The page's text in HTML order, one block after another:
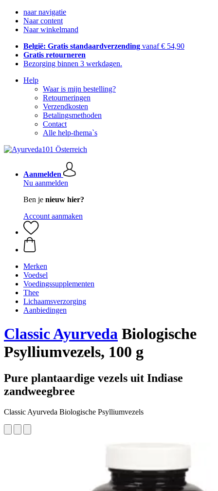
naar navigatie
Naar content
Naar winkelmand
België: Gratis standaardverzending vanaf € 54,90
Gratis retourneren
Bezorging binnen 3 werkdagen.
Help
Waar is mijn bestelling?
Retourneringen
Verzendkosten
Betalingsmethoden
Contact
Alle help-thema`s
Aanmelden
Nu aanmelden
Ben je nieuw hier?
Account aanmaken
Merken
Voedsel
Voedingssupplementen
Thee
Lichaamsverzorging
Aanbiedingen
Classic Ayurveda Biologische
Psylliumvezels, 100 g
Pure plantaardige vezels uit Indiase
zandweegbree
Classic Ayurveda Biologische Psylliumvezels